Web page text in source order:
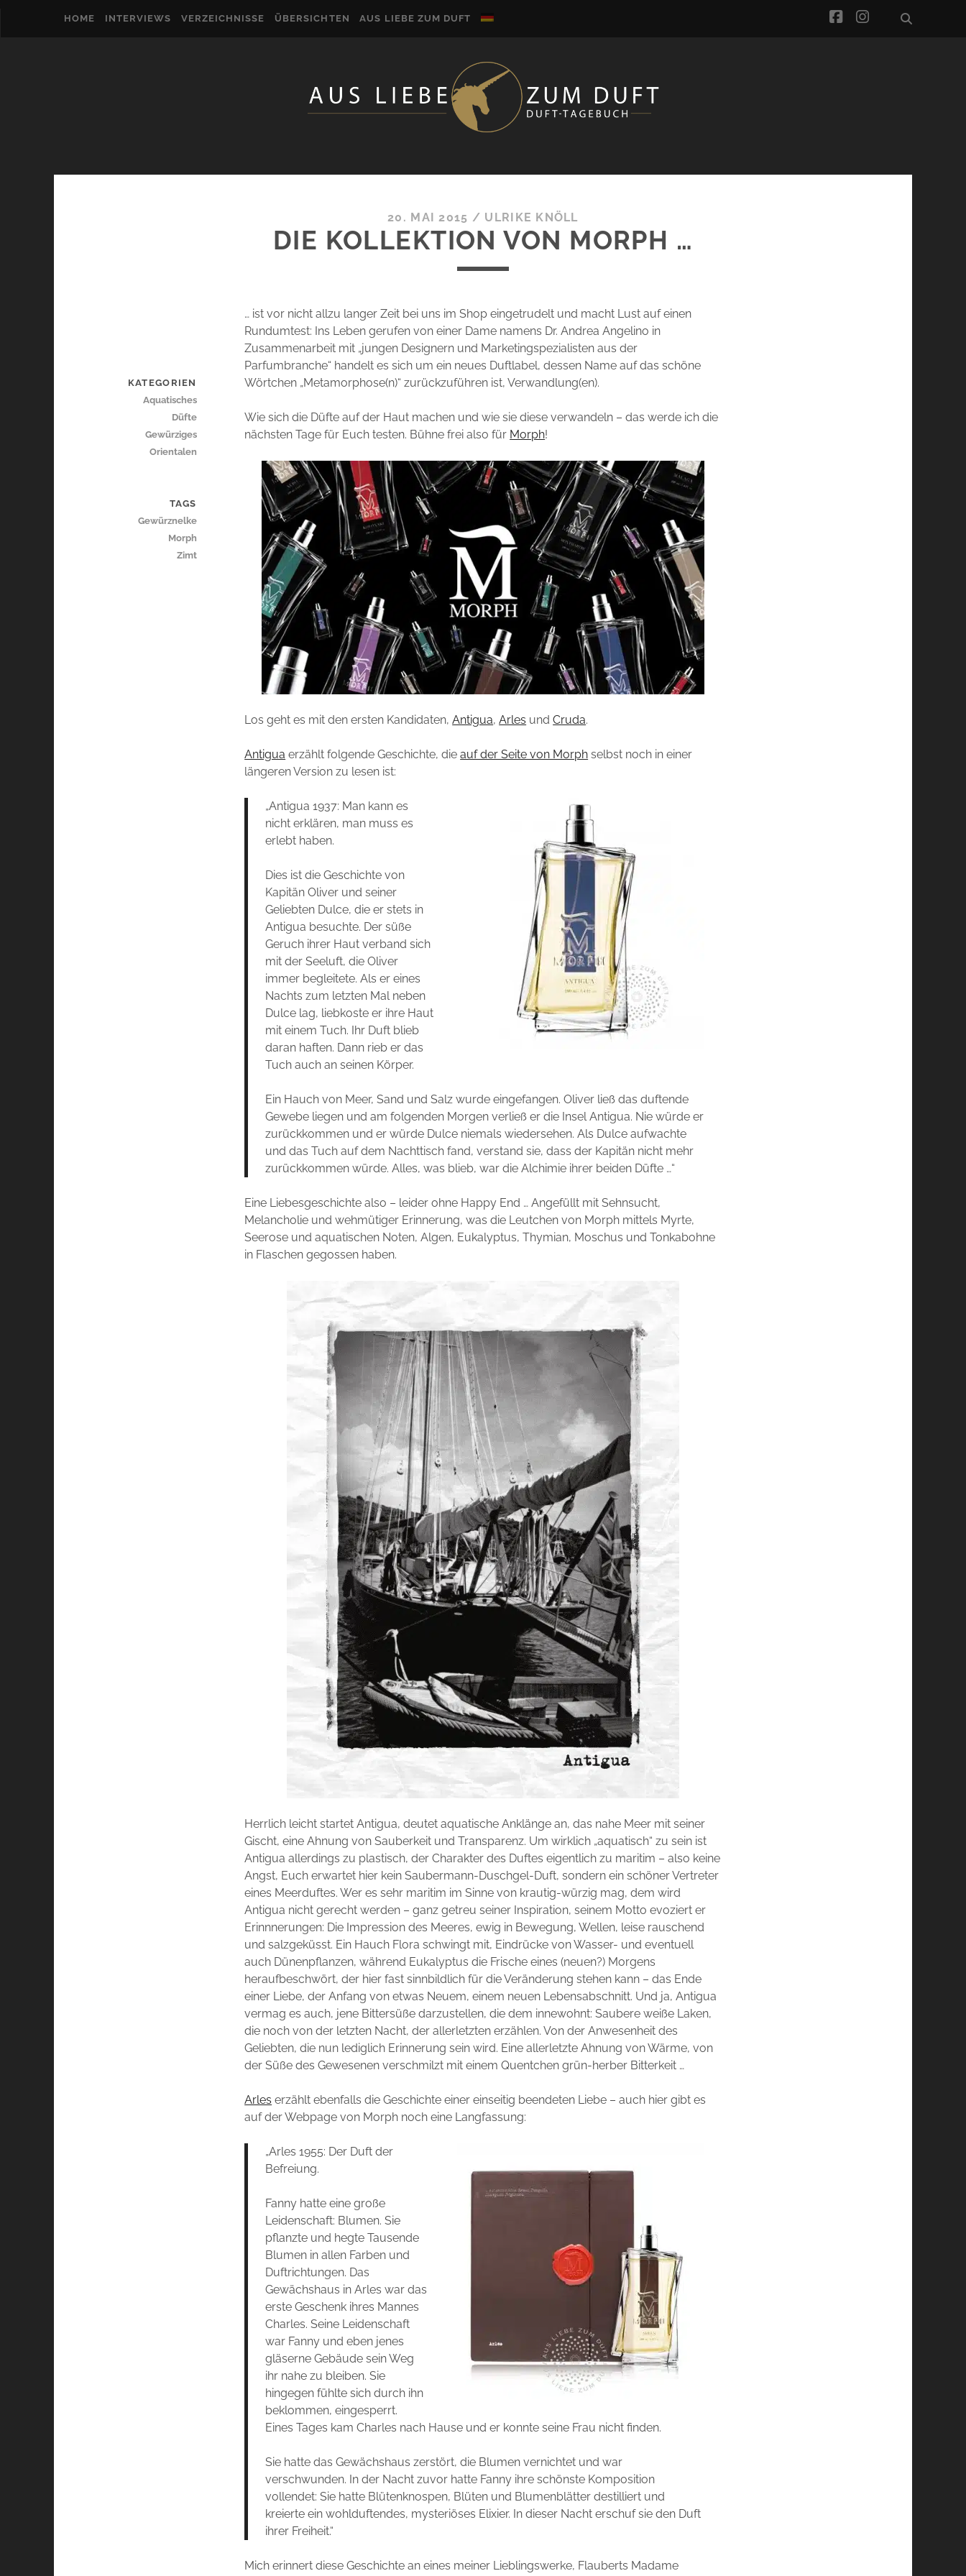
HOME INTERVIEWS VERZEICHNISSE ÜBERSICHTEN AUS LIEBE ZUM DUFT facebook
instagram
20. MAI 2015 / ULRIKE KNÖLL
DIE KOLLEKTION VON MORPH …
… ist vor nicht allzu langer Zeit bei uns im Shop eingetrudelt und macht Lust auf einen
Rundumtest: Ins Leben gerufen von einer Dame namens Dr. Andrea Angelino in
Zusammenarbeit mit „jungen Designern und Marketingspezialisten aus der
Parfumbranche“ handelt es sich um ein neues Duftlabel, dessen Name auf das schöne
Wörtchen „Metamorphose(n)“ zurückzuführen ist, Verwandlung(en).
Wie sich die Düfte auf der Haut machen und wie sie diese verwandeln – das werde ich die
nächsten Tage für Euch testen. Bühne frei also für Morph!
Los geht es mit den ersten Kandidaten,Antigua,Arles undCruda.
Antigua erzählt folgende Geschichte, dieauf der Seite von Morph selbst noch in einer
längeren Version zu lesen ist:
„Antigua 1937: Man kann es
nicht erklären, man muss es
erlebt haben.
Dies ist die Geschichte von
Kapitän Oliver und seiner
Geliebten Dulce, die er stets in
Antigua besuchte. Der süße
Geruch ihrer Haut verband sich
mit der Seeluft, die Oliver
immer begleitete. Als er eines
Nachts zum letzten Mal neben
Dulce lag, liebkoste er ihre Haut
mit einem Tuch. Ihr Duft blieb
daran haften. Dann rieb er das
Tuch auch an seinen Körper.
Ein Hauch von Meer, Sand und Salz wurde eingefangen. Oliver ließ das duftende
Gewebe liegen und am folgenden Morgen verließ er die Insel Antigua. Nie würde er
zurückkommen und er würde Dulce niemals wiedersehen. Als Dulce aufwachte
und das Tuch auf dem Nachttisch fand, verstand sie, dass der Kapitän nicht mehr
zurückkommen würde. Alles, was blieb, war die Alchimie ihrer beiden Düfte …“
Eine Liebesgeschichte also – leider ohne Happy End … Angefüllt mit Sehnsucht,
Melancholie und wehmütiger Erinnerung, was die Leutchen von Morph mittels Myrte,
Seerose und aquatischen Noten, Algen, Eukalyptus, Thymian, Moschus und Tonkabohne
in Flaschen gegossen haben.
Herrlich leicht startet Antigua, deutet aquatische Anklänge an, das nahe Meer mit seiner
Gischt, eine Ahnung von Sauberkeit und Transparenz. Um wirklich „aquatisch“ zu sein ist
Antigua allerdings zu plastisch, der Charakter des Duftes eigentlich zu maritim – also keine
Angst, Euch erwartet hier kein Saubermann-Duschgel-Duft, sondern ein schöner Vertreter
eines Meerduftes. Wer es sehr maritim im Sinne von krautig-würzig mag, dem wird
Antigua nicht gerecht werden – ganz getreu seiner Inspiration, seinem Motto evoziert er
Erinnnerungen: Die Impression des Meeres, ewig in Bewegung, Wellen, leise rauschend
und salzgeküsst. Ein Hauch Flora schwingt mit, Eindrücke von Wasser- und eventuell
auch Dünenpflanzen, während Eukalyptus die Frische eines (neuen?) Morgens
heraufbeschwört, der hier fast sinnbildlich für die Veränderung stehen kann – das Ende
einer Liebe, der Anfang von etwas Neuem, einem neuen Lebensabschnitt. Und ja, Antigua
vermag es auch, jene Bittersüße darzustellen, die dem innewohnt: Saubere weiße Laken,
die noch von der letzten Nacht, der allerletzten erzählen. Von der Anwesenheit des
Geliebten, die nun lediglich Erinnerung sein wird. Eine allerletzte Ahnung von Wärme, von
der Süße des Gewesenen verschmilzt mit einem Quentchen grün-herber Bitterkeit …
Arles erzählt ebenfalls die Geschichte einer einseitig beendeten Liebe – auch hier gibt es
auf der Webpage von Morph noch eine Langfassung:
„Arles 1955: Der Duft der
Befreiung.
Fanny hatte eine große
Leidenschaft: Blumen. Sie
pflanzte und hegte Tausende
Blumen in allen Farben und
Duftrichtungen. Das
Gewächshaus in Arles war das
erste Geschenk ihres Mannes
Charles. Seine Leidenschaft
war Fanny und eben jenes
gläserne Gebäude sein Weg
ihr nahe zu bleiben. Sie
hingegen fühlte sich durch ihn
beklommen, eingesperrt.
Eines Tages kam Charles nach Hause und er konnte seine Frau nicht finden.
Sie hatte das Gewächshaus zerstört, die Blumen vernichtet und war
verschwunden. In der Nacht zuvor hatte Fanny ihre schönste Komposition
vollendet: Sie hatte Blütenknospen, Blüten und Blumenblätter destilliert und
kreierte ein wohlduftendes, mysteriöses Elixier. In dieser Nacht erschuf sie den Duft
ihrer Freiheit.“
Mich erinnert diese Geschichte an eines meiner Lieblingswerke, Flauberts Madame
KATEGORIEN
Aquatisches
Düfte
Gewürziges
Orientalen
TAGS
Gewürznelke
Morph
Zimt